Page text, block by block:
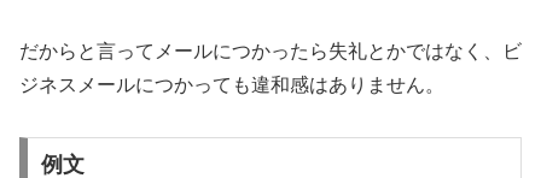
だからと言ってメールにつかったら失礼とかではなく、ビ
ジネスメールにつかっても違和感はありません。
例文